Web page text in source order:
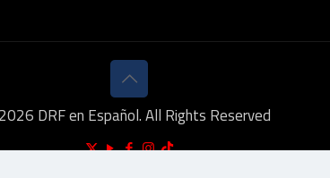
2026 DRF en Español. All Rights Reserved